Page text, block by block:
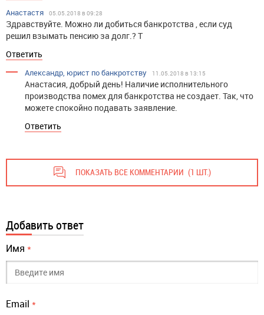
Анастастя 05.05.2018 в 09:28
Здравствуйте. Можно ли добиться банкротства , если суд
решил взымать пенсию за долг.? Т
Ответить
Александр, юрист по банкротству 11.05.2018 в 13:15
Анастасия, добрый день! Наличие исполнительного
производства помех для банкротства не создает. Так, что
можете спокойно подавать заявление.
Ответить
ПОКАЗАТЬ ВСЕ КОММЕНТАРИИ (1 ШТ.)
Добавить ответ
Имя *
Email *